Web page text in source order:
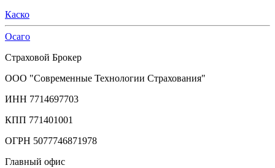
Каско
Осаго
Страховой Брокер
ООО "Современные Технологии Страхования"
ИНН 7714697703
КПП 771401001
ОГРН 5077746871978
Главный офис